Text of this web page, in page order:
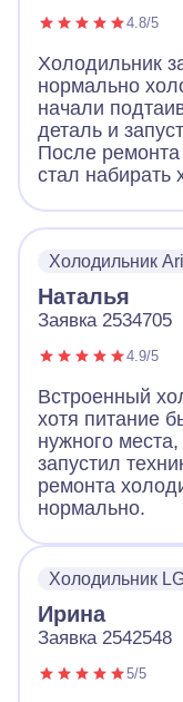
4.8/5
Холодильник
нормально
начали
деталь и
После
стал набирать
Холодильник
Наталья
Заявка 2534705
4.9/5
Встроенный
хотя питание
нужного
запустил
ремонта
нормально.
Холодильник
Ирина
Заявка 2542548
5/5